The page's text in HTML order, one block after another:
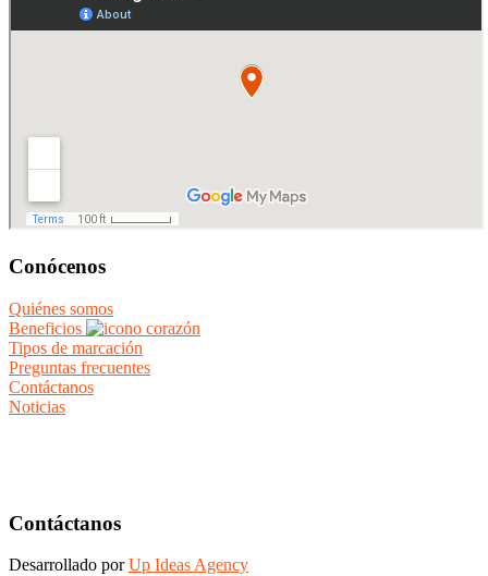
Conócenos
Quiénes somos
Beneficios
Tipos de marcación
Preguntas frecuentes
Contáctanos
Noticias
Contáctanos
Desarrollado porUp Ideas Agency